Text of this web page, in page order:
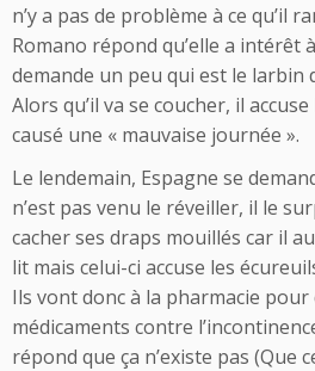
n’y a pas de problème à ce qu’il
Romano répond qu’elle a intérêt
demande un peu qui est le larbin
Alors qu’il va se coucher, il
causé une « mauvaise journée ».
Le lendemain, Espagne se
n’est pas venu le réveiller, il le
cacher ses draps mouillés car il
lit mais celui-ci accuse les
Ils vont donc à la pharmacie pour
médicaments contre
répond que ça n’existe pas (Que